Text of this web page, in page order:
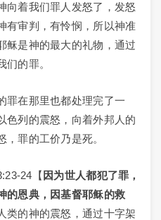
向着我们罪人发怒了，发怒
有审判，有怜悯，所以神准
稣是神的最大的礼物，通过
的罪。
罪在那里也都处理完了一
色列的震怒，向着外邦人的
罪的工价乃是死。
24【 因为世人都犯了罪，
的恩典，因基督耶稣的救
类的神的震怒，通过十字架